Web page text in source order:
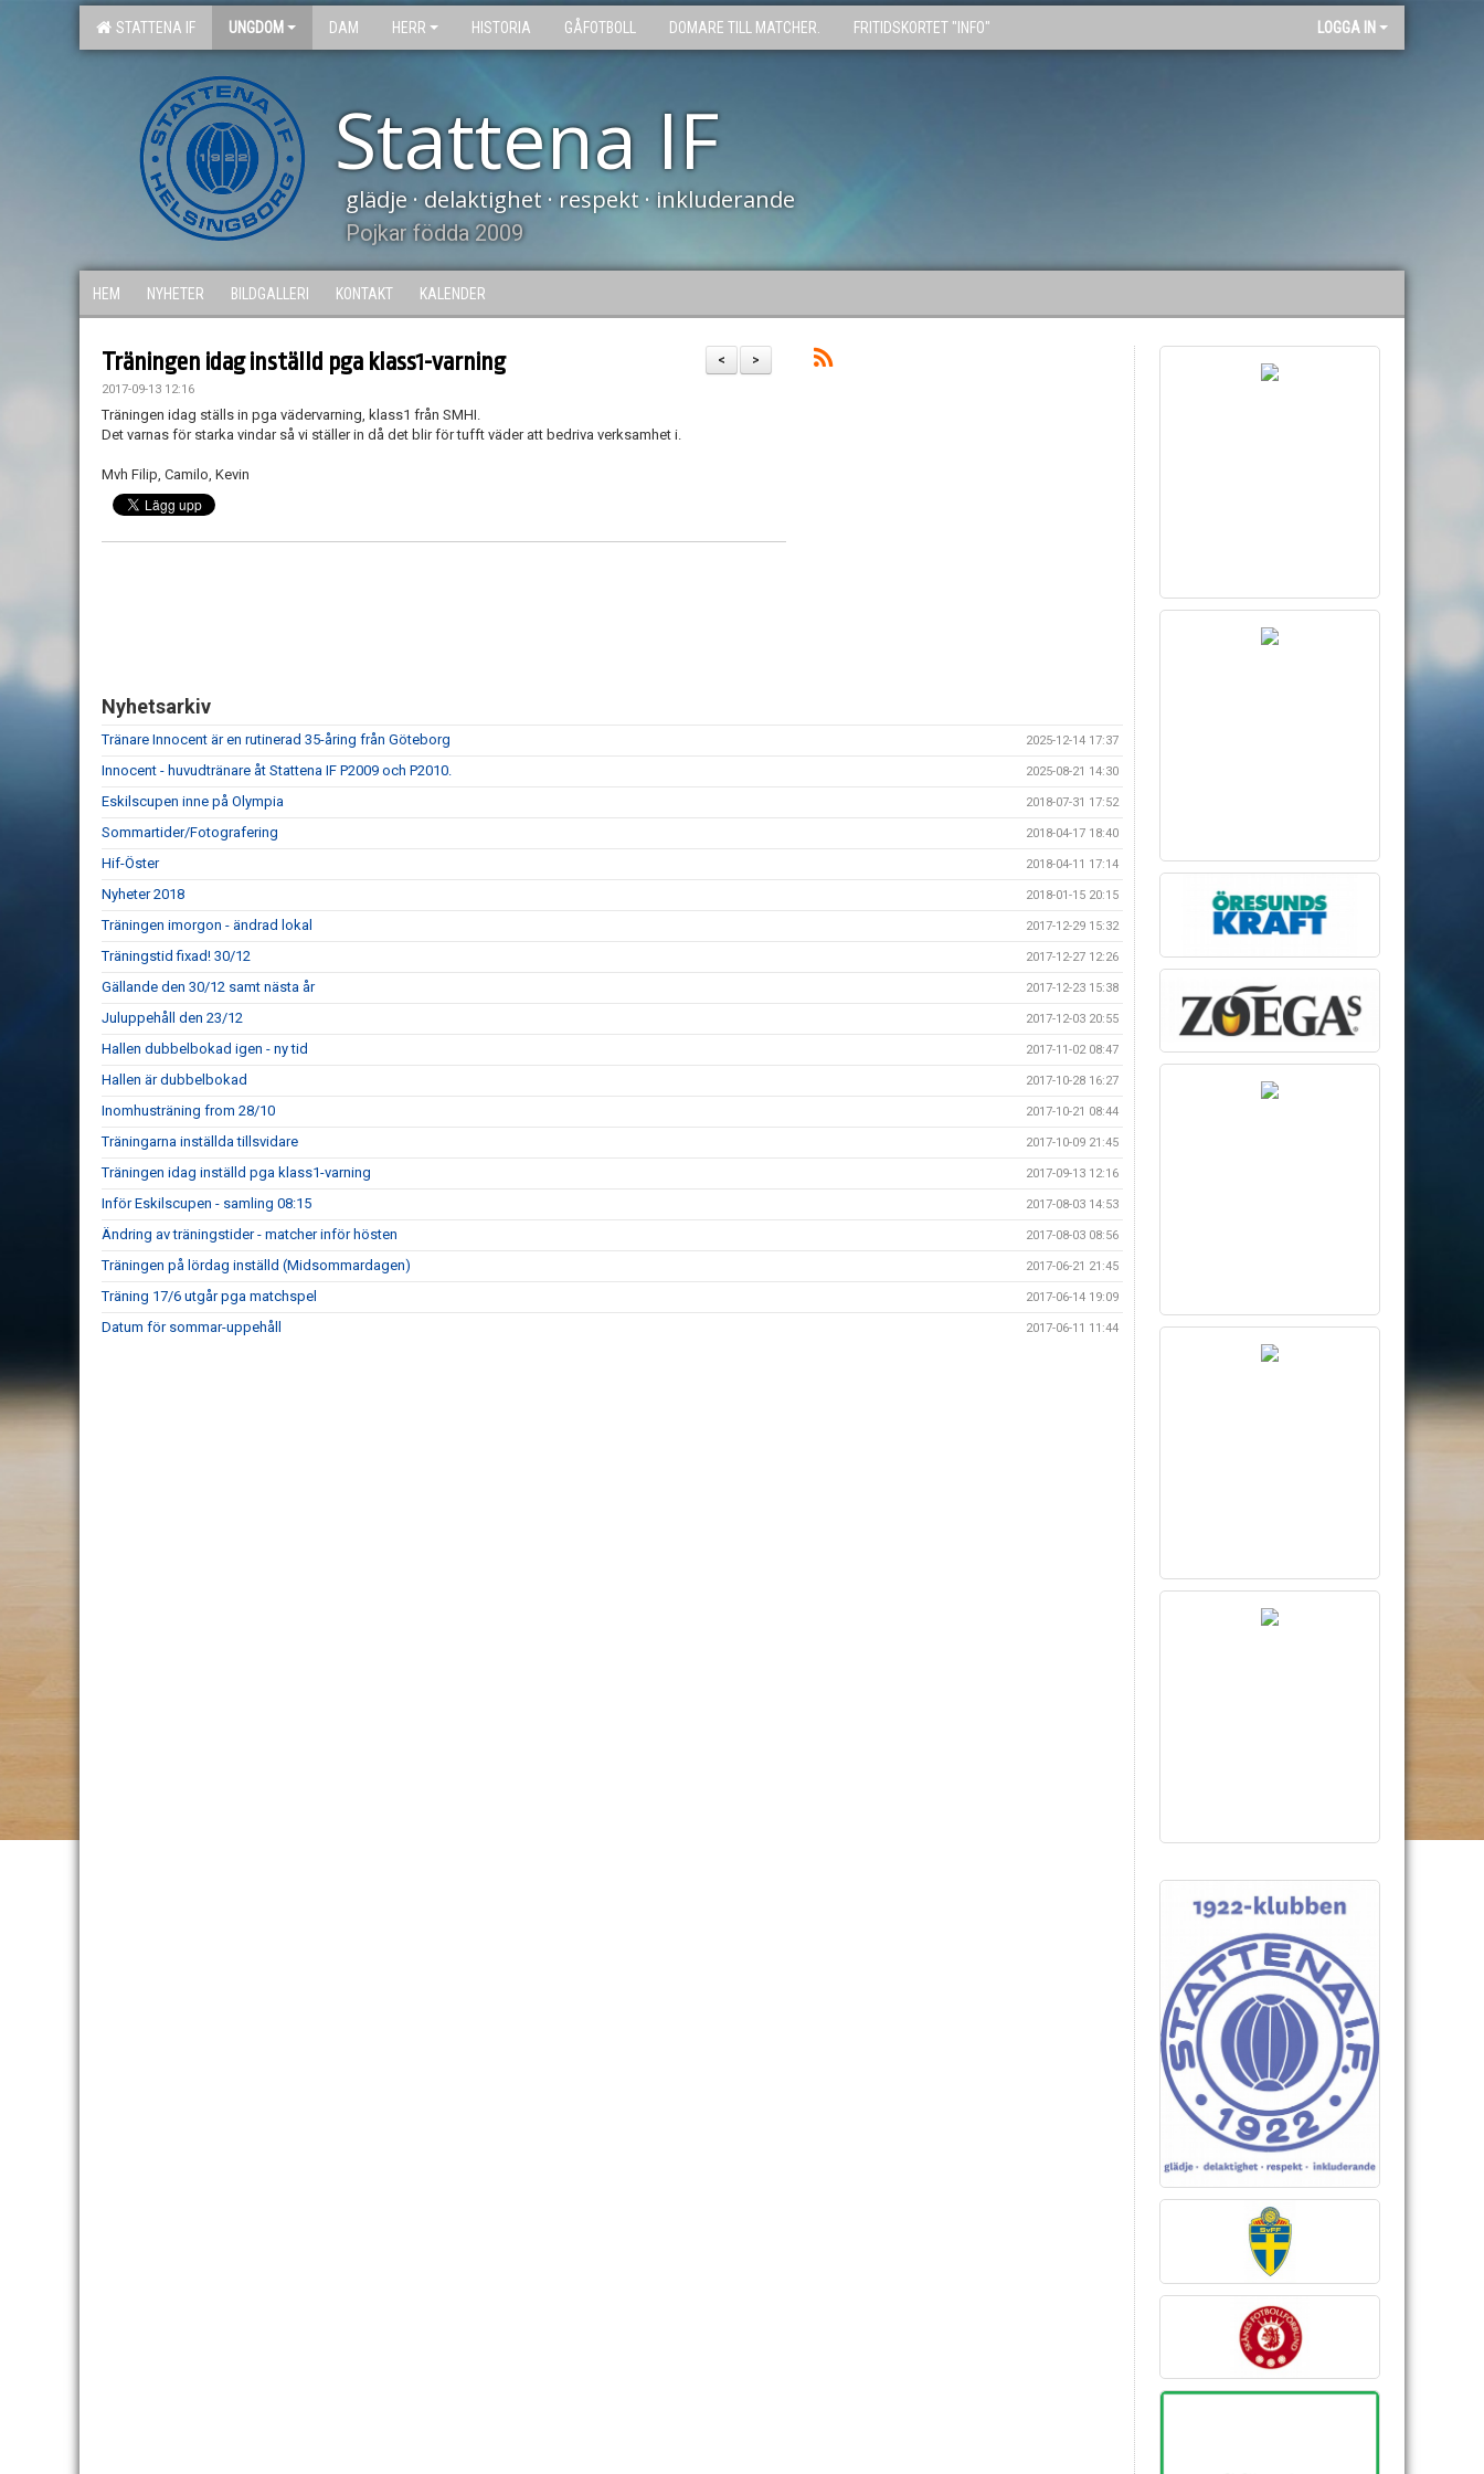
STATTENA IF UNGDOM DAM HERR HISTORIA GÅFOTBOLL DOMARE TILL MATCHER. FRITIDSKORTET "INFO" LOGGA IN
Stattena IF
glädje · delaktighet · respekt · inkluderande
Pojkar födda 2009
HEM NYHETER BILDGALLERI KONTAKT KALENDER
>
<
Träningen idag inställd pga klass1-varning
2017-09-13 12:16
Träningen idag ställs in pga vädervarning, klass1 från SMHI.
Det varnas för starka vindar så vi ställer in då det blir för tufft väder att bedriva verksamhet i.
Mvh Filip, Camilo, Kevin
Nyhetsarkiv
Tränare Innocent är en rutinerad 35-åring från Göteborg 2025-12-14 17:37
Innocent - huvudtränare åt Stattena IF P2009 och P2010. 2025-08-21 14:30
Eskilscupen inne på Olympia 2018-07-31 17:52
Sommartider/Fotografering 2018-04-17 18:40
Hif-Öster 2018-04-11 17:14
Nyheter 2018 2018-01-15 20:15
Träningen imorgon - ändrad lokal 2017-12-29 15:32
Träningstid fixad! 30/12 2017-12-27 12:26
Gällande den 30/12 samt nästa år 2017-12-23 15:38
Juluppehåll den 23/12 2017-12-03 20:55
Hallen dubbelbokad igen - ny tid 2017-11-02 08:47
Hallen är dubbelbokad 2017-10-28 16:27
Inomhusträning from 28/10 2017-10-21 08:44
Träningarna inställda tillsvidare 2017-10-09 21:45
Träningen idag inställd pga klass1-varning 2017-09-13 12:16
Inför Eskilscupen - samling 08:15 2017-08-03 14:53
Ändring av träningstider - matcher inför hösten 2017-08-03 08:56
Träningen på lördag inställd (Midsommardagen) 2017-06-21 21:45
Träning 17/6 utgår pga matchspel 2017-06-14 19:09
Datum för sommar-uppehåll 2017-06-11 11:44